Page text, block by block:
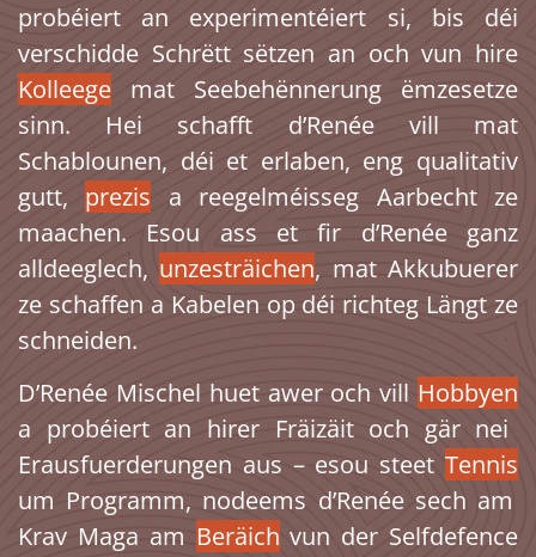
probéiert an experimentéiert si, bis déi
verschidde Schrëtt sëtzen an och vun hire
Kolleege mat Seebehënnerung ëmzesetze
sinn. Hei schafft d’Renée vill mat
Schablounen, déi et erlaben, eng qualitativ
gutt, prezis a reegelméisseg Aarbecht ze
maachen. Esou ass et fir d’Renée ganz
alldeeglech, unzesträichen, mat Akkubuerer
ze schaffen a Kabelen op déi richteg Längt ze
schneiden.
D’Renée Mischel huet awer och vill Hobbyen
a probéiert an hirer Fräizäit och gär nei
Erausfuerderungen aus – esou steet Tennis
um Programm, nodeems d’Renée sech am
Krav Maga am Beräich vun der Selfdefence